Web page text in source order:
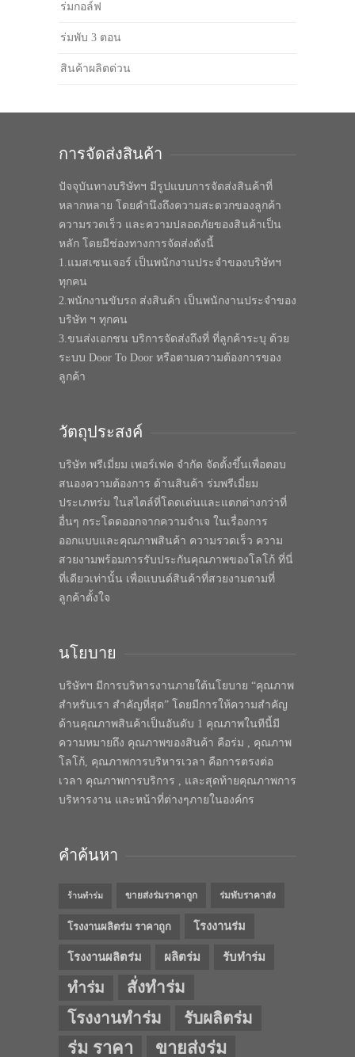
ร่มกอล์ฟ
ร่มพับ 3 ตอน
สินค้าผลิตด่วน
การจัดส่งสินค้า
ปัจจุบันทางบริษัทฯ มีรูปแบบการจัดส่งสินค้าที่
หลากหลาย โดยคำนึงถึงความสะดวกของลูกค้า
ความรวดเร็ว และความปลอดภัยของสินค้าเป็น
หลัก โดยมีช่องทางการจัดส่งดังนี้
1.แมสเซนเจอร์ เป็นพนักงานประจำของบริษัทฯ
ทุกคน
2.พนักงานขับรถ ส่งสินค้า เป็นพนักงานประจำของ
บริษัท ฯ ทุกคน
3.ขนส่งเอกชน บริการจัดส่งถึงที่ ที่ลูกค้าระบุ ด้วย
ระบบ Door To Door หรือตามความต้องการของ
ลูกค้า
วัตถุประสงค์
บริษัท พรีเมี่ยม เพอร์เฟค จำกัด จัดตั้งขึ้นเพื่อตอบ
สนองความต้องการ ด้านสินค้า ร่มพรีเมี่ยม
ประเภทร่ม ในสไตล์ที่โดดเด่นและแตกต่างกว่าที่
อื่นๆ กระโดดออกจากความจำเจ ในเรื่องการ
ออกแบบและคุณภาพสินค้า ความรวดเร็ว ความ
สวยงามพร้อมการรับประกันคุณภาพของโลโก้ ที่นี่
ที่เดียวเท่านั้น เพื่อแบนด์สินค้าที่สวยงามตามที่
ลูกค้าตั้งใจ
นโยบาย
บริษัทฯ มีการบริหารงานภายใต้นโยบาย “คุณภาพ
สำหรับเรา สำคัญที่สุด” โดยมีการให้ความสำคัญ
ด้านคุณภาพสินค้าเป็นอันดับ 1 คุณภาพในทีนี้มี
ความหมายถึง คุณภาพของสินค้า คือร่ม , คุณภาพ
โลโก้, คุณภาพการบริหารเวลา คือการตรงต่อ
เวลา คุณภาพการบริการ , และสุดท้ายคุณภาพการ
บริหารงาน และหน้าที่ต่างๆภายในองค์กร
คำค้นหา
ร้านทำร่ม ขายส่งร่มราคาถูก ร่มพับราคาส่ง
โรงงานผลิตร่ม ราคาถูก โรงงานร่ม
โรงงานผลิตร่ม ผลิตร่ม รับทำร่ม
ทำร่ม
สั่งทำร่ม
โรงงานทำร่ม
รับผลิตร่ม
ร่ม ราคา ขายส่งร่ม